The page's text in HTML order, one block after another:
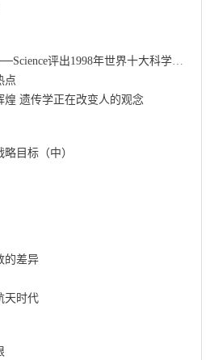
科学大步迈进新一年 ──Science评出1998年世界十大科学进展
点
煌 遗传学正在改变人的观念
目标（中）
的差异
天时代